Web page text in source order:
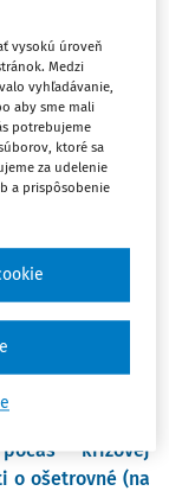
Zrušenie
že od 1.
poskytovať
starostlivosti
jednej potrebe
potrebe
posudzovať
ošetrovného
obdobia pred
podnetov od
otázok
krízovej
o ošetrovné (na
vysokú úroveň
Medzi
vyhľadávanie,
aby sme mali
potrebujeme
ktoré sa
za udelenie
a prispôsobenie